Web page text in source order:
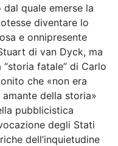
quale emerse la
diventare lo
e onnipresente
di van Dyck, ma
fatale” di Carlo
che «non era
della storia»
pubblicistica
degli Stati
dell’inquietudine